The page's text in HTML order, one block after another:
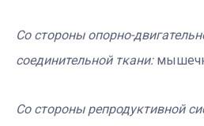
Со стороны опорно-
соединительной ткани:
Со стороны репродуктивной